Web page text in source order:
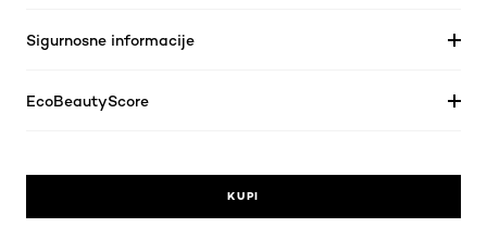
Sigurnosne informacije
EcoBeautyScore
KUPI